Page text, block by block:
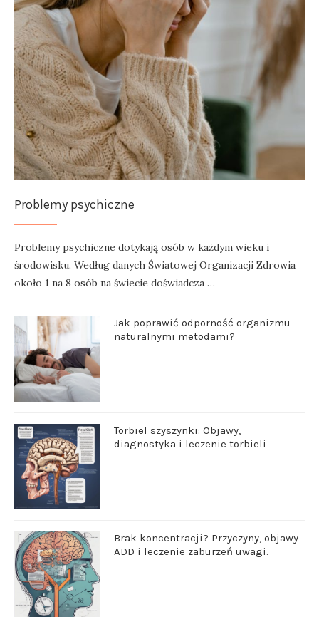
Problemy psychiczne
Problemy psychiczne dotykają osób w każdym wieku i
środowisku. Według danych Światowej Organizacji Zdrowia
około 1 na 8 osób na świecie doświadcza …
Jak poprawić odporność organizmu
naturalnymi metodami?
Torbiel szyszynki: Objawy,
diagnostyka i leczenie torbieli
Brak koncentracji? Przyczyny, objawy
ADD i leczenie zaburzeń uwagi.